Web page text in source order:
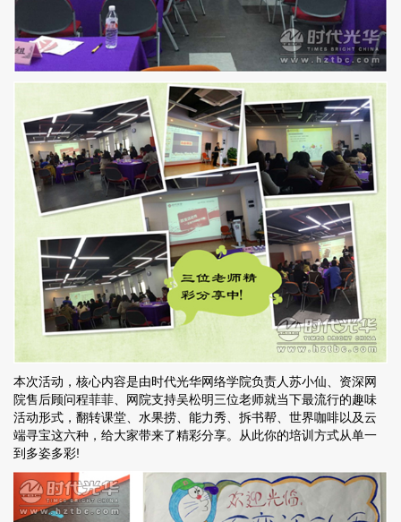
本次活动，核心内容是由时代光华网络学院负责人苏小仙、资深网
院售后顾问程菲菲、网院支持吴松明三位老师就当下最流行的趣味
活动形式，翻转课堂、水果捞、能力秀、拆书帮、世界咖啡以及云
端寻宝这六种，给大家带来了精彩分享。从此你的培训方式从单一
到多姿多彩!